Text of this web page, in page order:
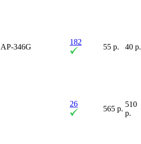
AP-346G
182
55 р. 40 р.
26
565 р.
510
р.